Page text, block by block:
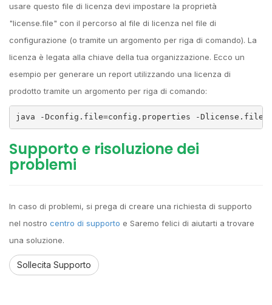
usare questo file di licenza devi impostare la proprietà
"license.file" con il percorso al file di licenza nel file di
configurazione (o tramite un argomento per riga di comando). La
licenza è legata alla chiave della tua organizzazione. Ecco un
esempio per generare un report utilizzando una licenza di
prodotto tramite un argomento per riga di comando:
java -Dconfig.file=config.properties -
Supporto e risoluzione dei
problemi
In caso di problemi, si prega di creare una richiesta di supporto
nel nostro centro di supporto e Saremo felici di aiutarti a trovare
una soluzione.
Sollecita Supporto